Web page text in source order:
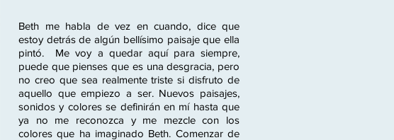
Beth me habla de vez en cuando, dice que
estoy detrás de algún bellísimo paisaje que ella
pintó. Me voy a quedar aquí para siempre,
puede que pienses que es una desgracia, pero
no creo que sea realmente triste si disfruto de
aquello que empiezo a ser. Nuevos paisajes,
sonidos y colores se definirán en mí hasta que
ya no me reconozca y me mezcle con los
colores que ha imaginado Beth. Comenzar de